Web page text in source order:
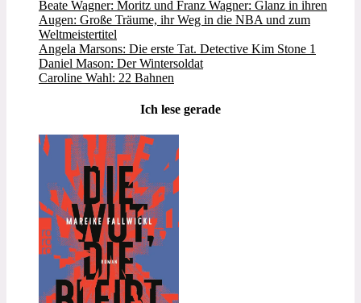
Beate Wagner: Moritz und Franz Wagner: Glanz in ihren
Augen: Große Träume, ihr Weg in die NBA und zum
Weltmeistertitel
Angela Marsons: Die erste Tat. Detective Kim Stone 1
Daniel Mason: Der Wintersoldat
Caroline Wahl: 22 Bahnen
Ich lese gerade